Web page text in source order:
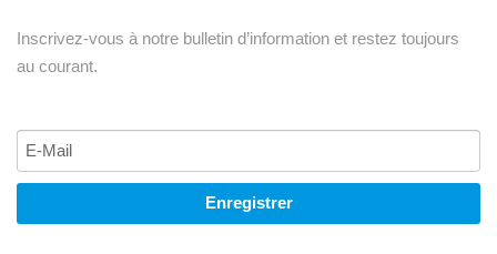
Inscrivez-vous à notre bulletin d’information et restez toujours
au courant.
Enregistrer